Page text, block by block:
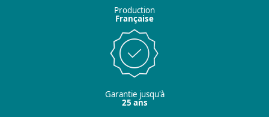
Production
Française
Garantie jusqu'à
25 ans